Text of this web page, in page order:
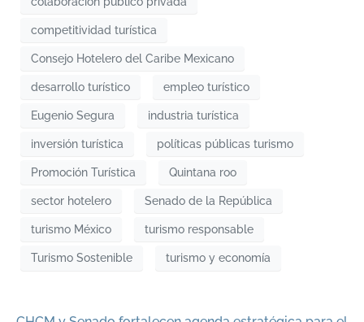
competitividad turística
Consejo Hotelero del Caribe Mexicano
desarrollo turístico empleo turístico
Eugenio Segura industria turística
inversión turística políticas públicas turismo
Promoción Turística Quintana roo
sector hotelero Senado de la República
turismo México turismo responsable
Turismo Sostenible turismo y economía